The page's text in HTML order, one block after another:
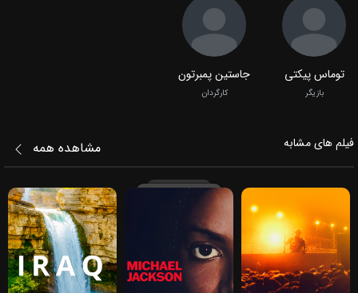
توماس پیکتی
بازیگر
جاستین پمبرتون
کارگردان
فیلم‌ های مشابه مشاهده همه